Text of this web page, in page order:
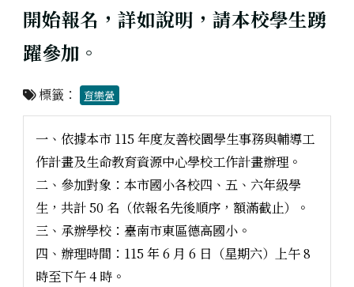
開始報名，詳如說明，請本校學生踴
躍參加。
標籤： 育樂營
一、依據本市 115 年度友善校園學生事務與輔導工
作計畫及生命教育資源中心學校工作計畫辦理。
二、參加對象：本市國小各校四、五、六年級學
生，共計 50 名（依報名先後順序，額滿截止）。
三、承辦學校：臺南市東區德高國小。
四、辦理時間：115 年 6 月 6 日（星期六）上午 8
時至下午 4 時。